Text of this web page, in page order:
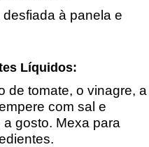
à panela e
Líquidos:
de tomate, o vinagre, a
com sal e
gosto. Mexa para